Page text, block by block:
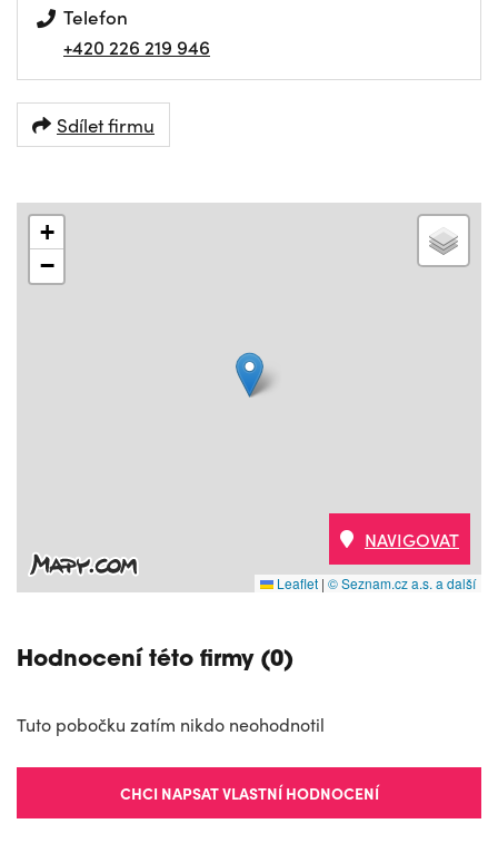
Telefon
+420 226 219 946
Sdílet firmu
+
−
Leaflet | © Seznam.cz a.s. a další
NAVIGOVAT
Hodnocení této firmy (0)
Tuto pobočku zatím nikdo neohodnotil
CHCI NAPSAT VLASTNÍ HODNOCENÍ